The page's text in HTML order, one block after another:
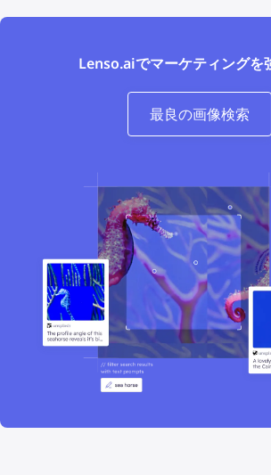
Lenso.aiでマーケティングを
最良の画像検索